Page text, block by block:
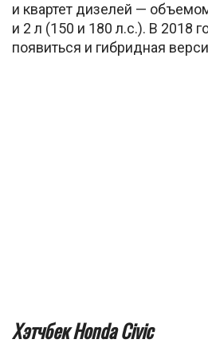
и квартет дизелей —
и 2 л (150 и 180 л.с.). В 2018
появиться и гибридная
Хэтчбек Honda Civic